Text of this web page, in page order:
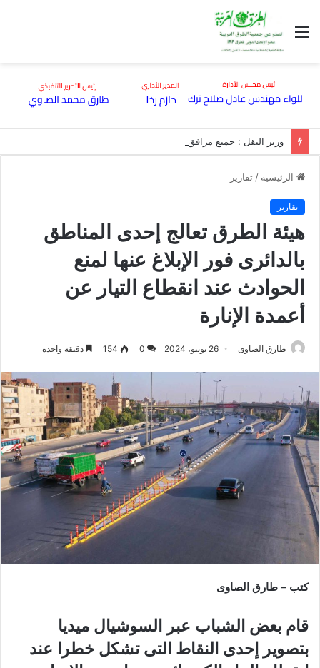
القائمة
الرئيسية / تقارير
تقارير
هيئة الطرق تعالج إحدى المناطق
بالدائرى فور الإبلاغ عنها لمنع
الحوادث عند انقطاع التيار عن
أعمدة الإنارة
طارق الصاوى 26 يونيو، 2024 0
154 دقيقة واحدة
كتب – طارق الصاوى
قام بعض الشباب عبر السوشيال ميديا
بتصوير إحدى النقاط التى تشكل خطرا عند